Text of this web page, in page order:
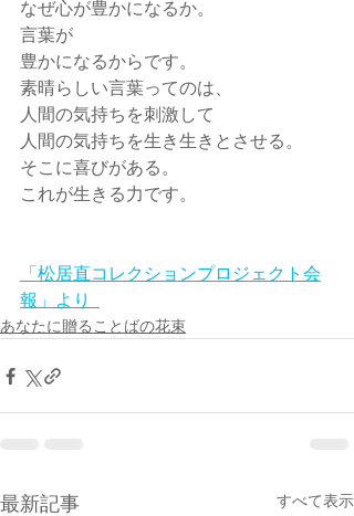
なぜ心が豊かになるか。
言葉が
豊かになるからです。
素晴らしい言葉ってのは、
人間の気持ちを刺激して
人間の気持ちを生き生きとさせる。
そこに喜びがある。
これが生きる力です。
「松居直コレクションプロジェクト会
報」より
あなたに贈ることばの花束
最新記事 すべて表示